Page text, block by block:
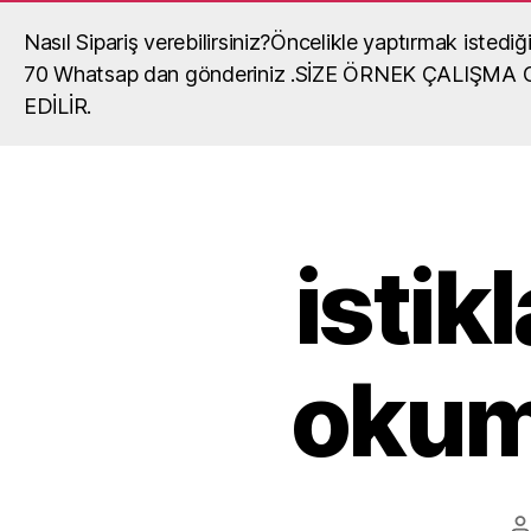
Nasıl Sipariş verebilirsiniz?Öncelikle yaptırmak
70 Whatsap dan gönderiniz .SİZE ÖRNEK ÇALIŞMA
EDİLİR.
Madalya, madalya yaptırma, okul
okullar,organizasyonlar,turnuvalar için
fiyatları,madalya örnekleri ve madalyalar hakkında